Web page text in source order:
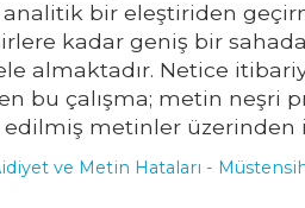
analitik bir eleştiriden
kadar geniş bir
almaktadır. Netice
bu çalışma; metin
metinler üzerinden
ve Metin Hataları -